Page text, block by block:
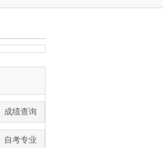
成绩查询
自考专业